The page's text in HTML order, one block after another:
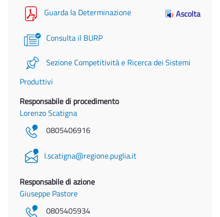
Guarda la Determinazione Ascolta
Consulta il BURP
Sezione Competitività e Ricerca dei Sistemi
Produttivi
Responsabile di procedimento
Lorenzo Scatigna
0805406916
l.scatigna@regione.puglia.it
Responsabile di azione
Giuseppe Pastore
0805405934